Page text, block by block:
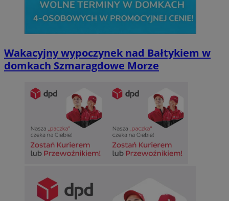
Wakacyjny wypoczynek nad Bałtykiem w
domkach Szmaragdowe Morze